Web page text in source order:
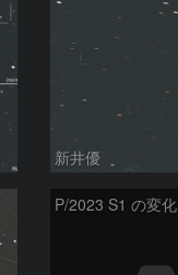
新井優
P/2023 S1 の変化